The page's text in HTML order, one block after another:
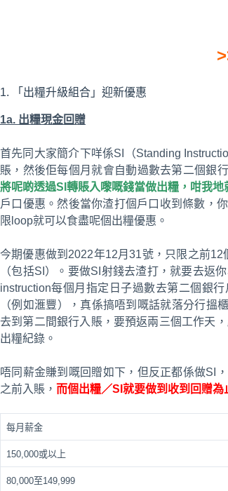
1. 「出糧升級組合」迎新優惠
1a. 出糧現金回贈
首先同大家簡介下咩係SI（Standing
賬，然後佢每個月就會自動過數去第二個銀
將呢啲透過SI轉賬入嚟嘅錢當做出糧，咁我
戶口優惠。然後當你渣打個戶口收到條數，
限loop就可以食盡呢個出糧優惠。
今期優惠做到2022年12月31號，只限之前
（包括SI）。要做SI射錢去渣打，就要去返
instruction每個月指定日子過數去第二個銀
（例如滙豐），真係搞唔到嘅話就落分行
去到第二間銀行入賬，要預返兩三個工作天
出糧紀錄。
唔同薪金賺到嘅回贈如下，但反正都係做SI
之前入賬， 而個出糧／SI就要做到收到回贈為
每月薪金
150,000或以上
80,000至149,999